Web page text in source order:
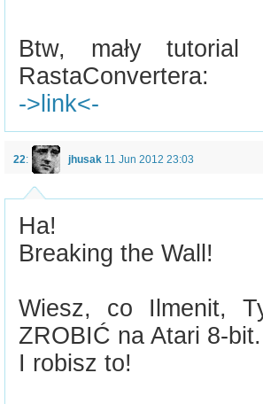
Btw, mały tutorial
RastaConvertera:
->link<-
22: jhusak 11 Jun 2012 23:03
Ha!
Breaking the Wall!
Wiesz, co Ilmenit,
ZROBIĆ na Atari 8-bit.
I robisz to!